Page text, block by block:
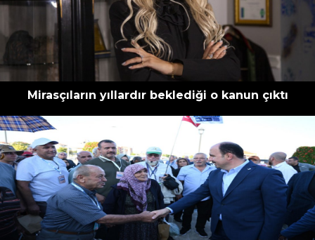
Mirasçıların yıllardır beklediği o kanun çıktı